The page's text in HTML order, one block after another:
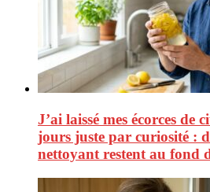
J’ai laissé mes écorces de
jours juste par curiosité :
nettoyant restent au fond